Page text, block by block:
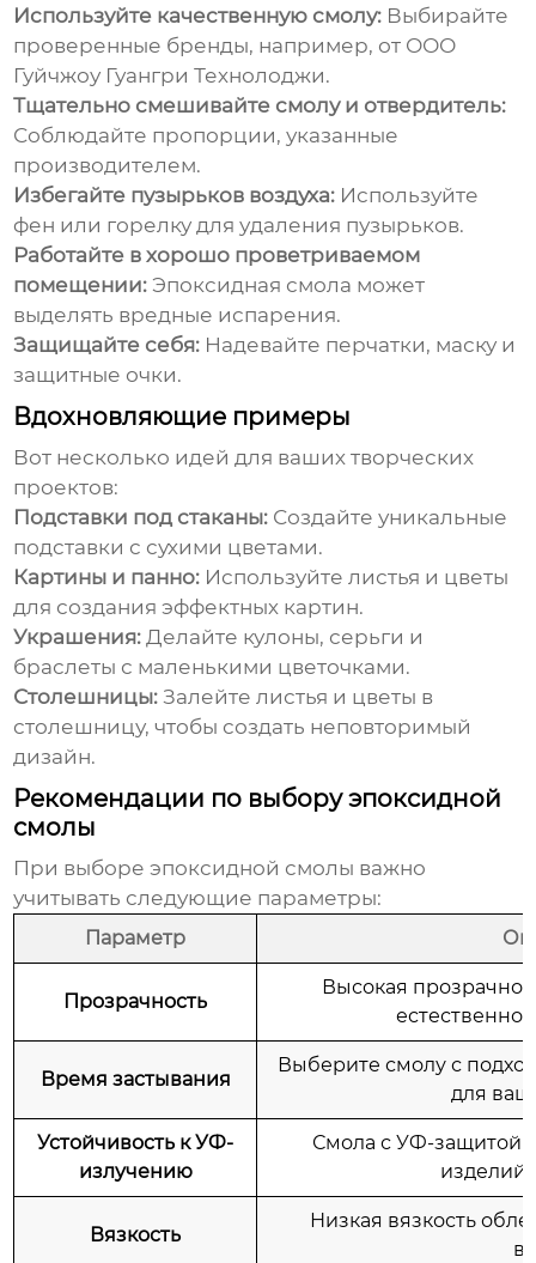
Используйте качественную смолу: Выбирайте
проверенные бренды, например, от ООО
Гуйчжоу Гуангри Технолоджи.
Тщательно смешивайте смолу и отвердитель:
Соблюдайте пропорции, указанные
производителем.
Избегайте пузырьков воздуха: Используйте
фен или горелку для удаления пузырьков.
Работайте в хорошо проветриваемом
помещении: Эпоксидная смола может
выделять вредные испарения.
Защищайте себя: Надевайте перчатки, маску и
защитные очки.
Вдохновляющие примеры
Вот несколько идей для ваших творческих
проектов:
Подставки под стаканы: Создайте уникальные
подставки с сухими цветами.
Картины и панно: Используйте листья и цветы
для создания эффектных картин.
Украшения: Делайте кулоны, серьги и
браслеты с маленькими цветочками.
Столешницы: Залейте листья и цветы в
столешницу, чтобы создать неповторимый
дизайн.
Рекомендации по выбору эпоксидной
смолы
При выборе эпоксидной смолы важно
учитывать следующие параметры:
Параметр
Прозрачность
Высокая
Время застывания
Выберите смолу с
для
Устойчивость к УФ-
излучению
Смола с УФ-защитой
изделий
Вязкость
Низкая вязкость